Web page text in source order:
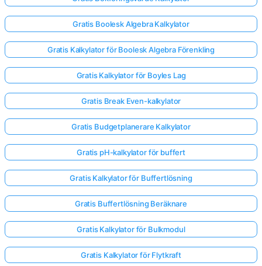
Gratis Boolesk Algebra Kalkylator
Gratis Kalkylator för Boolesk Algebra Förenkling
Gratis Kalkylator för Boyles Lag
Gratis Break Even-kalkylator
Gratis Budgetplanerare Kalkylator
Gratis pH-kalkylator för buffert
Gratis Kalkylator för Buffertlösning
Gratis Buffertlösning Beräknare
Gratis Kalkylator för Bulkmodul
Gratis Kalkylator för Flytkraft